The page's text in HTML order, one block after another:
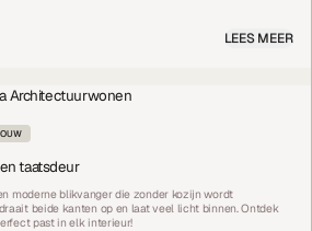
LEES MEER
taatsdeur
moderne blikvanger die zonder kozijn wordt
beide kanten op en laat veel licht binnen. Ontdek
past in elk interieur!